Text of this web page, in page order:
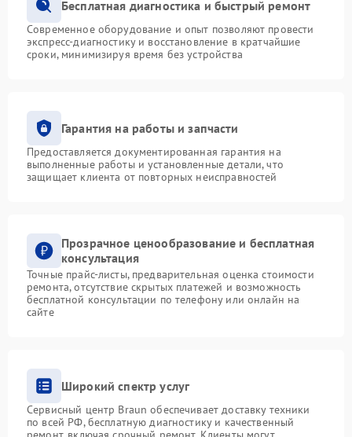
Бесплатная диагностика и быстрый ремонт
Современное оборудование и опыт позволяют провести
экспресс-диагностику и восстановление в кратчайшие
сроки, минимизируя время без устройства
Гарантия на работы и запчасти
Предоставляется документированная гарантия на
выполненные работы и установленные детали, что
защищает клиента от повторных неисправностей
Прозрачное ценообразование и бесплатная
консультация
Точные прайс-листы, предварительная оценка стоимости
ремонта, отсутствие скрытых платежей и возможность
бесплатной консультации по телефону или онлайн на
сайте
Широкий спектр услуг
Сервисный центр Braun обеспечивает доставку техники
по всей РФ, бесплатную диагностику и качественный